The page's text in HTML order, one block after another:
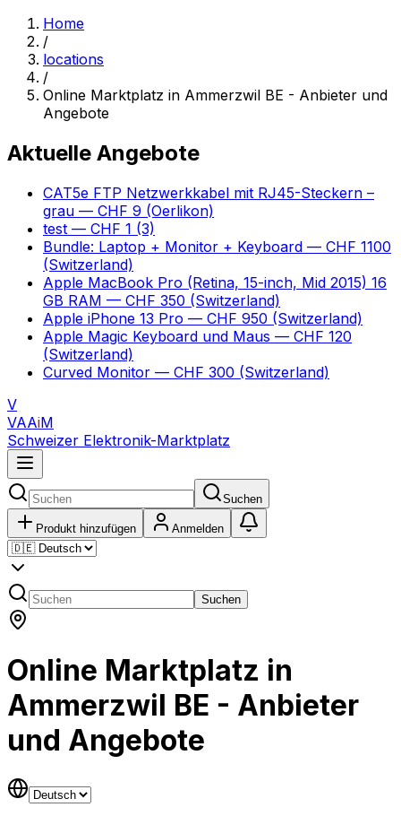
Home
/
locations
/
Online Marktplatz in Ammerzwil BE - Anbieter und
Angebote
Aktuelle Angebote
CAT5e FTP Netzwerkkabel mit RJ45-Steckern –
grau — CHF 9 (Oerlikon)
test — CHF 1 (3)
Bundle: Laptop + Monitor + Keyboard — CHF 1100
(Switzerland)
Apple MacBook Pro (Retina, 15-inch, Mid 2015) 16
GB RAM — CHF 350 (Switzerland)
Apple iPhone 13 Pro — CHF 950 (Switzerland)
Apple Magic Keyboard und Maus — CHF 120
(Switzerland)
Curved Monitor — CHF 300 (Switzerland)
V
VAAiM
Schweizer Elektronik-Marktplatz
Suchen
Produkt hinzufügen Anmelden
Suchen
Online Marktplatz in
Ammerzwil BE - Anbieter
und Angebote